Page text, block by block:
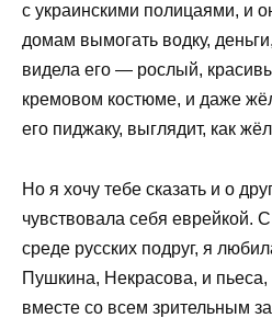
с украинскими полицаями, и
домам вымогать водку,
видела его — рослый,
кремовом костюме, и даже
его пиджаку, выглядит, как
Но я хочу тебе сказать и о
чувствовала себя еврейкой.
среде русских подруг, я
Пушкина, Некрасова, и пьеса,
вместе со всем зрительным